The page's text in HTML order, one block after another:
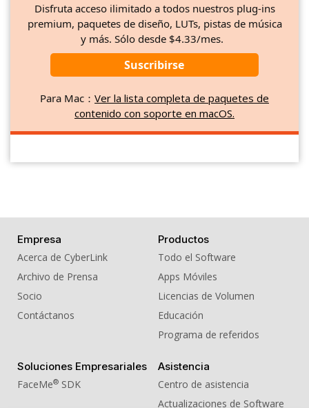
Disfruta acceso ilimitado a todos nuestros plug-ins
premium, paquetes de diseño, LUTs, pistas de música
y más. Sólo desde $4.33/mes.
Suscribirse
Para Mac： Ver la lista completa de paquetes de
contenido con soporte en macOS.
Empresa
Acerca de CyberLink
Archivo de Prensa
Socio
Contáctanos
Productos
Todo el Software
Apps Móviles
Licencias de Volumen
Educación
Programa de referidos
Soluciones Empresariales
FaceMe® SDK
Asistencia
Centro de asistencia
Actualizaciones de Software